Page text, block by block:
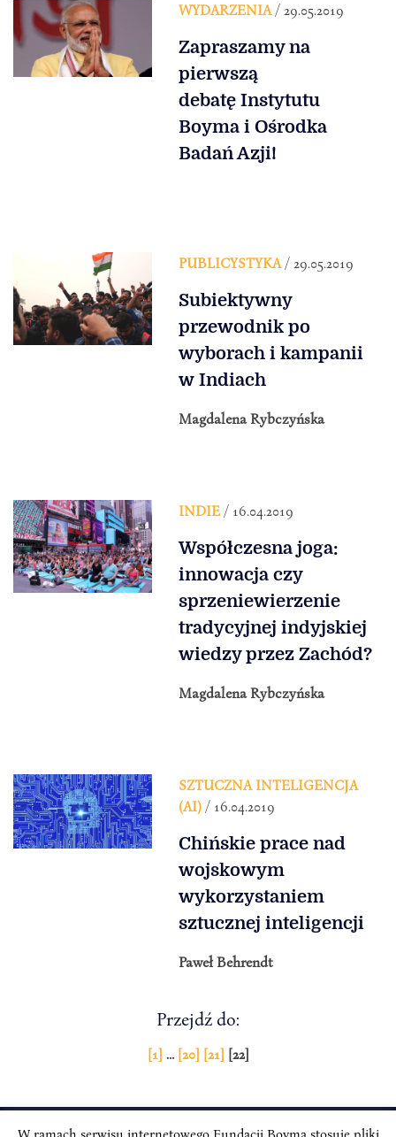
WYDARZENIA/ 29.05.2019
Zapraszamy na
pierwszą
debatę Instytutu
Boyma i Ośrodka
Badań Azji!
PUBLICYSTYKA/ 29.05.2019
Subiektywny
przewodnik po
wyborach i kampanii
w Indiach
Magdalena Rybczyńska
INDIE/ 16.04.2019
Współczesna joga:
innowacja czy
sprzeniewierzenie
tradycyjnej indyjskiej
wiedzy przez Zachód?
Magdalena Rybczyńska
SZTUCZNA INTELIGENCJA
(AI)/ 16.04.2019
Chińskie prace nad
wojskowym
wykorzystaniem
sztucznej inteligencji
Paweł Behrendt
Przejdź do:
Stronicowanie
[1] … [20] [21] [22]
W ramach serwisu internetowego Fundacji Boyma stosuje pliki